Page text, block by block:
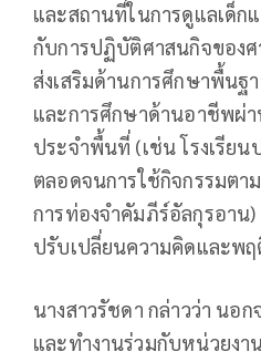
และสถานที่ในการดูแลเด็ก
กับการปฏิบัติศาสนกิจของศ
ส่งเสริมด้านการศึกษาพื้นฐ
และการศึกษาด้านอาชีพผ่
ประจำพื้นที่ (เช่น โรงเรียน
ตลอดจนการใช้กิจกรรมตา
การท่องจำคัมภีร์อัลกุรอา
ปรับเปลี่ยนความคิดและพฤ
นางสาวรัชดา กล่าวว่า นอ
และทำงานร่วมกับหน่วยงา